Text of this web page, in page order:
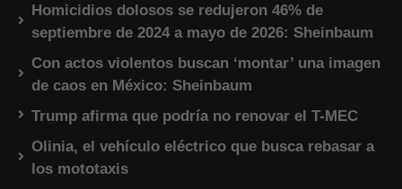
Homicidios dolosos se redujeron 46% de
septiembre de 2024 a mayo de 2026: Sheinbaum
Con actos violentos buscan ‘montar’ una imagen
de caos en México: Sheinbaum
Trump afirma que podría no renovar el T-MEC
Olinia, el vehículo eléctrico que busca rebasar a
los mototaxis